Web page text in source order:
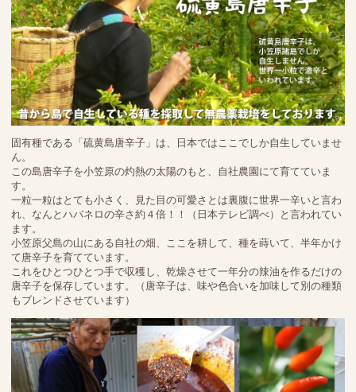
固有種である「硫黄島唐辛子」は、日本ではここでしか自生していませ
ん。
この島唐辛子を小笠原の灼熱の太陽のもと、自社農園にて育てていま
す。
一粒一粒はとても小さく、見た目の可愛さとは裏腹に世界一辛いと言わ
れ、なんとハバネロの辛さ約４倍！！（日本テレビ調べ）と言われてい
ます。
小笠原父島の山にある自社の畑、ここを耕して、種を蒔いて、半年かけ
て唐辛子を育てています。
これをひとつひとつ手で収穫し、乾燥させて一年分の辣油を作るだけの
唐辛子を保存しています。（唐辛子は、味や色合いを加味して別の種類
もブレンドさせています）